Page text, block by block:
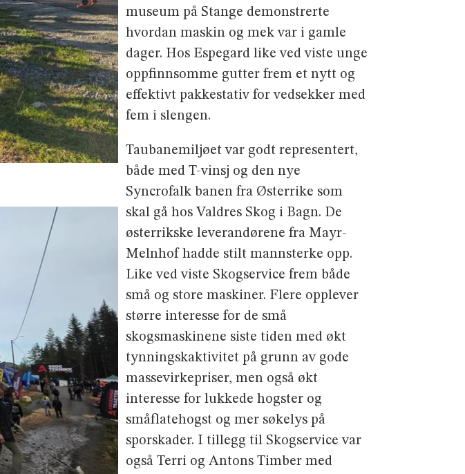
museum på Stange demonstrerte
hvordan maskin og mek var i gamle
dager. Hos Espegard like ved viste unge
oppfinn­somme gutter frem et nytt og
effektivt pakkestativ for vedsekker med
fem i slengen.
Taubanemiljøet var godt representert,
både med T-vinsj og den nye
Syncrofalk banen fra Østerrike som
skal gå hos Valdres Skog i Bagn. De
østerrikske leverandørene fra Mayr-
Melnhof hadde stilt mannsterke opp.
Like ved viste Skogservice frem både
små og store maskiner. Flere opplever
større interesse for de små
skogsmaskinene siste tiden med økt
tynningskaktivitet på grunn av gode
massevirkepriser, men også økt
interesse for lukkede hogster og
småflatehogst og mer søkelys på
sporskader. I tillegg til Skogservice var
også Terri og Antons Timber med